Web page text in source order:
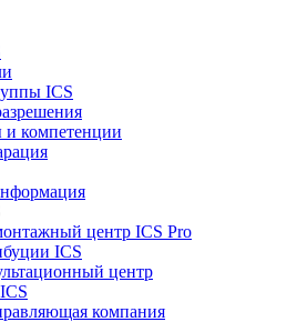
ICS
компетенции
центр ICS Pro
ICS
центр
компания